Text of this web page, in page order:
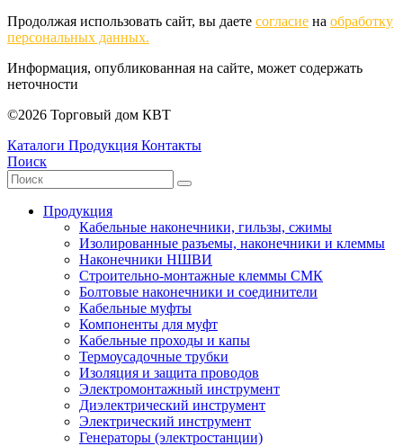
Продолжая использовать сайт, вы даете согласие на обработку
персональных данных.
Информация, опубликованная на сайте, может содержать
неточности
©2026 Торговый дом КВТ
Каталоги Продукция Контакты
Поиск
Продукция
Кабельные наконечники, гильзы, сжимы
Изолированные разъемы, наконечники и клеммы
Наконечники НШВИ
Строительно-монтажные клеммы СМК
Болтовые наконечники и соединители
Кабельные муфты
Компоненты для муфт
Кабельные проходы и капы
Термоусадочные трубки
Изоляция и защита проводов
Электромонтажный инструмент
Диэлектрический инструмент
Электрический инструмент
Генераторы (электростанции)